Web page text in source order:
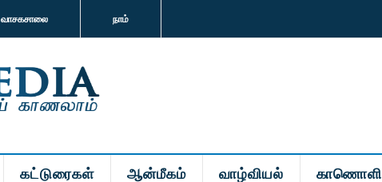
வாசகசாலை நாம்
கட்டுரைகள் ஆன்மீகம் வாழ்வியல் காணொளி